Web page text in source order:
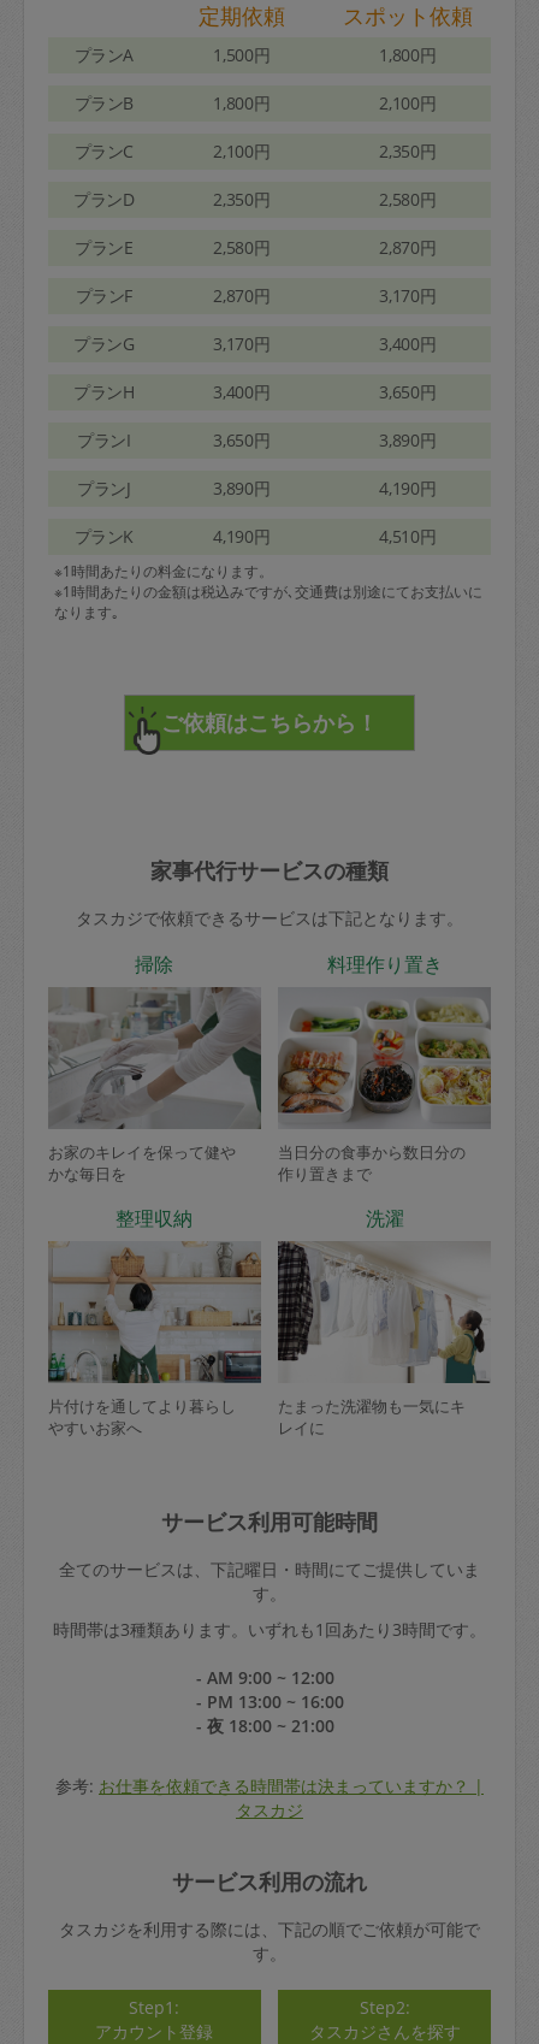
定期依頼 スポット依頼
プランA 1,500円 1,800円
プランB 1,800円 2,100円
プランC 2,100円 2,350円
プランD 2,350円 2,580円
プランE 2,580円 2,870円
プランF 2,870円 3,170円
プランG 3,170円 3,400円
プランH 3,400円 3,650円
プランI 3,650円 3,890円
プランJ 3,890円 4,190円
プランK 4,190円 4,510円
※1時間あたりの料金になります。
※1時間あたりの金額は税込みですが､交通費は別途にてお支払いに
なります｡
家事代行サービスの種類
タスカジで依頼できるサービスは下記となります。
掃除
お家のキレイを保って健や
かな毎日を
料理作り置き
当日分の食事から数日分の
作り置きまで
整理収納
片付けを通してより暮らし
やすいお家へ
洗濯
たまった洗濯物も一気にキ
レイに
サービス利用可能時間
全てのサービスは、下記曜日・時間にてご提供していま
す。
時間帯は3種類あります。いずれも1回あたり3時間です。
- AM 9:00 ~ 12:00
- PM 13:00 ~ 16:00
- 夜 18:00 ~ 21:00
参考: お仕事を依頼できる時間帯は決まっていますか？ |
タスカジ
サービス利用の流れ
タスカジを利用する際には、下記の順でご依頼が可能で
す。
Step1:
アカウント登録
Step2:
タスカジさんを探す